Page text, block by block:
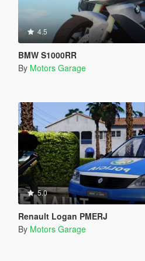
4.5
BMW S1000RR
By Motors Garage
5.0
Renault Logan PMERJ
By Motors Garage